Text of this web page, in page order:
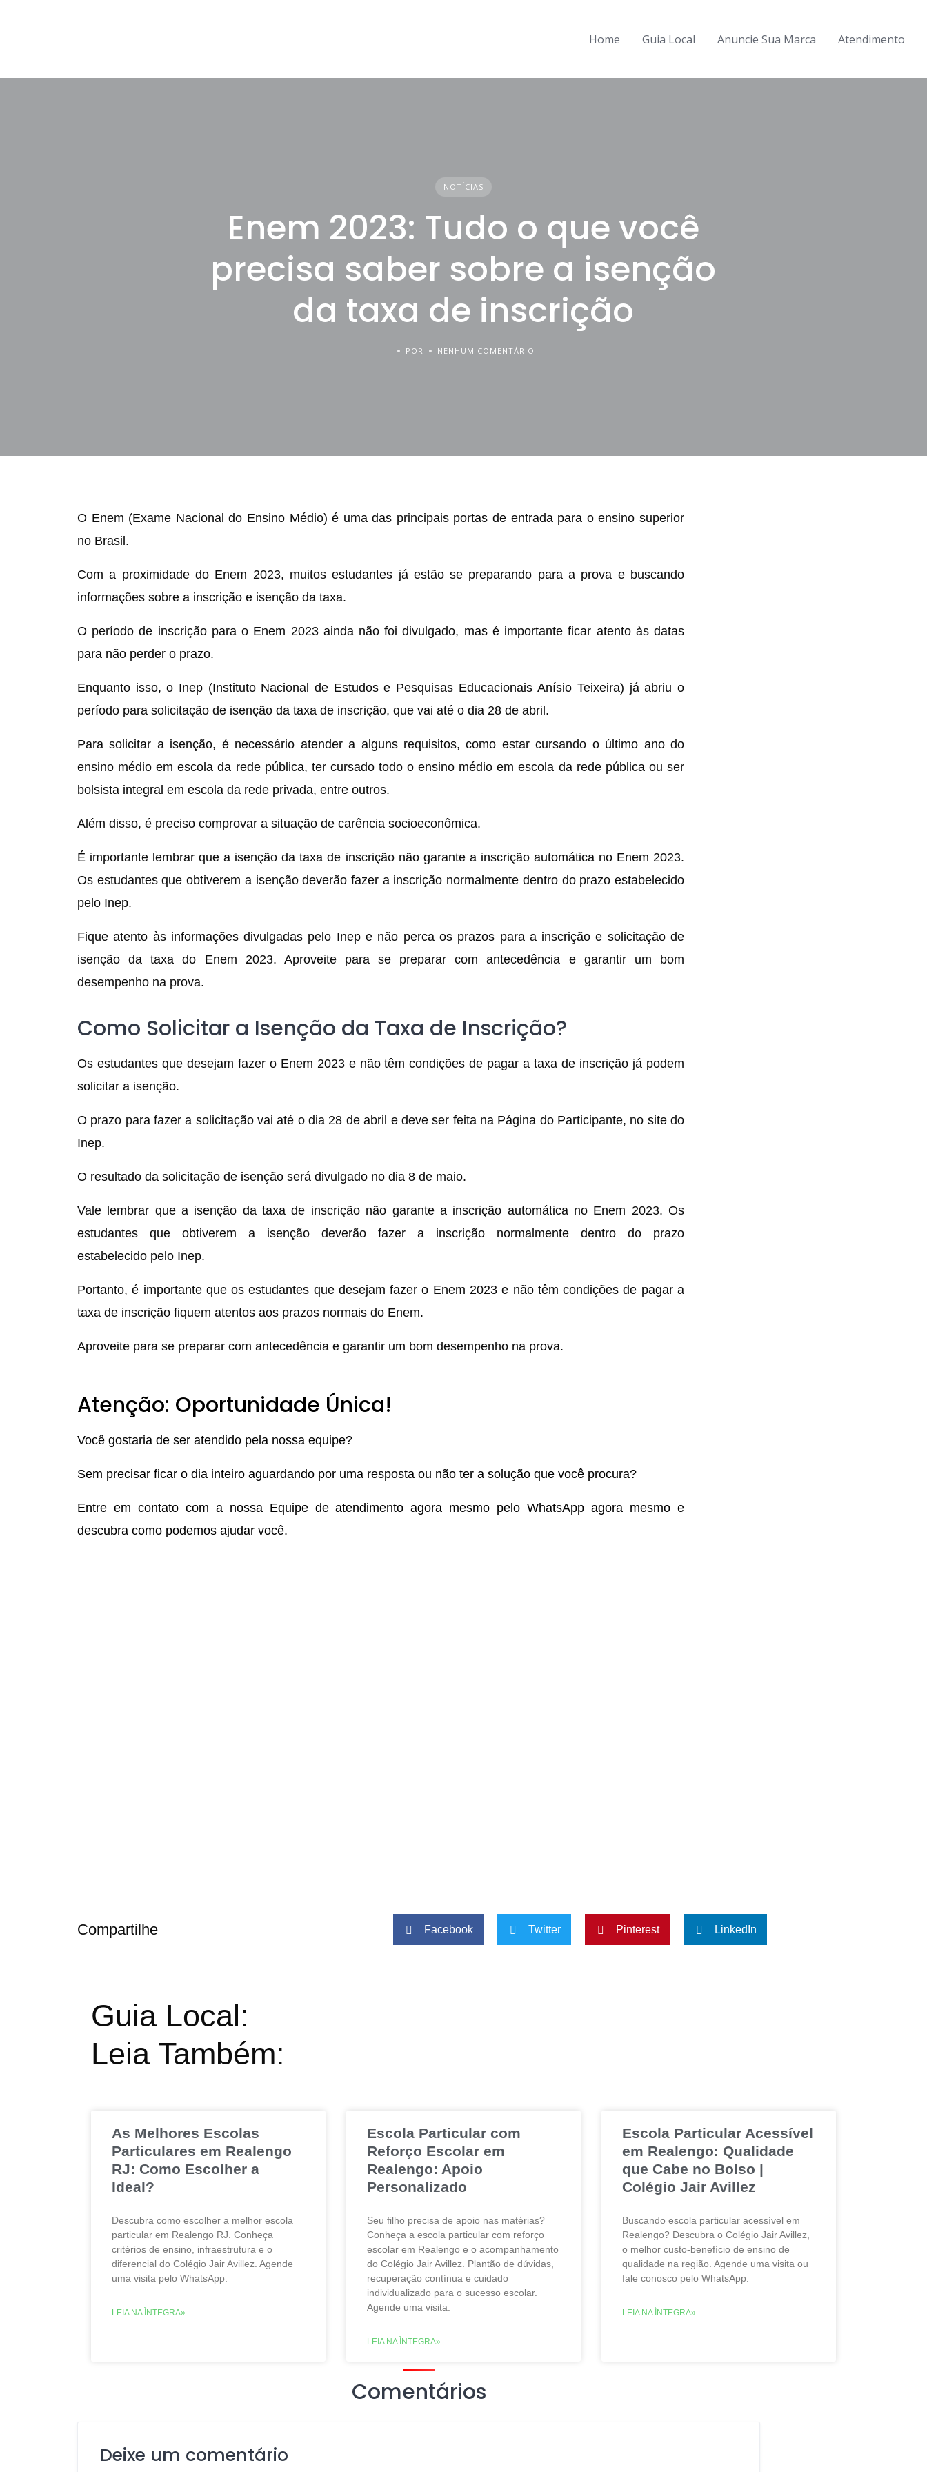
Home Guia Local Anuncie Sua Marca Atendimento
NOTÍCIAS
Enem 2023: Tudo o que você
precisa saber sobre a isenção
da taxa de inscrição
POR NENHUM COMENTÁRIO
O Enem (Exame Nacional do Ensino Médio) é uma das principais portas de entrada para o ensino superior
no Brasil.
Com a proximidade do Enem 2023, muitos estudantes já estão se preparando para a prova e buscando
informações sobre a inscrição e isenção da taxa.
O período de inscrição para o Enem 2023 ainda não foi divulgado, mas é importante ficar atento às datas
para não perder o prazo.
Enquanto isso, o Inep (Instituto Nacional de Estudos e Pesquisas Educacionais Anísio Teixeira) já abriu o
período para solicitação de isenção da taxa de inscrição, que vai até o dia 28 de abril.
Para solicitar a isenção, é necessário atender a alguns requisitos, como estar cursando o último ano do
ensino médio em escola da rede pública, ter cursado todo o ensino médio em escola da rede pública ou ser
bolsista integral em escola da rede privada, entre outros.
Além disso, é preciso comprovar a situação de carência socioeconômica.
É importante lembrar que a isenção da taxa de inscrição não garante a inscrição automática no Enem 2023.
Os estudantes que obtiverem a isenção deverão fazer a inscrição normalmente dentro do prazo estabelecido
pelo Inep.
Fique atento às informações divulgadas pelo Inep e não perca os prazos para a inscrição e solicitação de
isenção da taxa do Enem 2023. Aproveite para se preparar com antecedência e garantir um bom
desempenho na prova.
Como Solicitar a Isenção da Taxa de Inscrição?
Os estudantes que desejam fazer o Enem 2023 e não têm condições de pagar a taxa de inscrição já podem
solicitar a isenção.
O prazo para fazer a solicitação vai até o dia 28 de abril e deve ser feita na Página do Participante, no site do
Inep.
O resultado da solicitação de isenção será divulgado no dia 8 de maio.
Vale lembrar que a isenção da taxa de inscrição não garante a inscrição automática no Enem 2023. Os
estudantes que obtiverem a isenção deverão fazer a inscrição normalmente dentro do prazo
estabelecido pelo Inep.
Portanto, é importante que os estudantes que desejam fazer o Enem 2023 e não têm condições de pagar a
taxa de inscrição fiquem atentos aos prazos normais do Enem.
Aproveite para se preparar com antecedência e garantir um bom desempenho na prova.
Atenção: Oportunidade Única!
Você gostaria de ser atendido pela nossa equipe?
Sem precisar ficar o dia inteiro aguardando por uma resposta ou não ter a solução que você procura?
Entre em contato com a nossa Equipe de atendimento agora mesmo pelo WhatsApp agora mesmo e
descubra como podemos ajudar você.
Compartilhe Facebook Twitter Pinterest LinkedIn
Guia Local:
Leia Também:
As Melhores Escolas
Particulares em Realengo
RJ: Como Escolher a
Ideal?
Descubra como escolher a melhor escola
particular em Realengo RJ. Conheça
critérios de ensino, infraestrutura e o
diferencial do Colégio Jair Avillez. Agende
uma visita pelo WhatsApp.
LEIA NA ÌNTEGRA»
Escola Particular com
Reforço Escolar em
Realengo: Apoio
Personalizado
Seu filho precisa de apoio nas matérias?
Conheça a escola particular com reforço
escolar em Realengo e o acompanhamento
do Colégio Jair Avillez. Plantão de dúvidas,
recuperação contínua e cuidado
individualizado para o sucesso escolar.
Agende uma visita.
LEIA NA ÌNTEGRA»
Escola Particular Acessível
em Realengo: Qualidade
que Cabe no Bolso |
Colégio Jair Avillez
Buscando escola particular acessível em
Realengo? Descubra o Colégio Jair Avillez,
o melhor custo-benefício de ensino de
qualidade na região. Agende uma visita ou
fale conosco pelo WhatsApp.
LEIA NA ÌNTEGRA»
Comentários
Deixe um comentário